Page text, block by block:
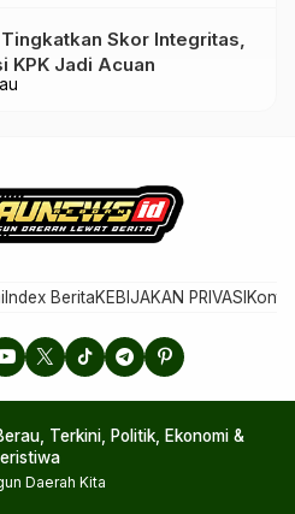
Skor Integritas,
KPK Jadi Acuan
Index BeritaKEBIJAKAN PRIVASI
Terkini, Politik, Ekonomi &
Daerah Kita